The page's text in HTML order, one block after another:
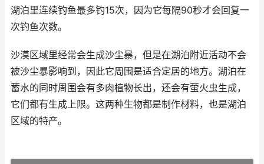
湖泊里连续钓鱼最多钓15次，因为它每隔90秒才会回复一
次钓鱼次数。
沙漠区域里经常会生成沙尘暴，但是在湖泊附近活动不会
被沙尘暴影响到，因此它周围是适合定居的地方。湖泊在
蓄水的同时周围会有多肉植物长出，还会有萤火虫生成，
它们都有生成上限。这两种生物都是制作材料，也是湖泊
区域的特产。